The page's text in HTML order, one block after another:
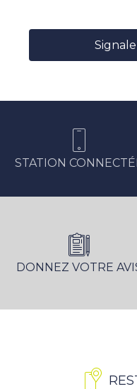
STATION
DONNEZ VOTRE